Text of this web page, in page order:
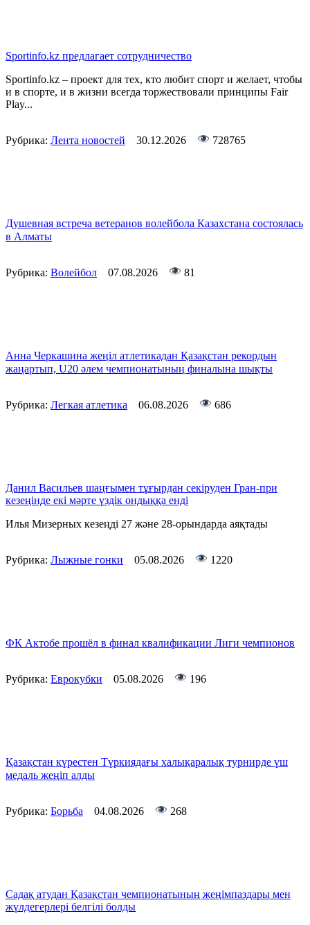
Sportinfo.kz предлагает сотрудничество
Sportinfo.kz – проект для тех, кто любит спорт и желает, чтобы
и в спорте, и в жизни всегда торжествовали принципы Fair
Play...
Рубрика: Лента новостей 30.12.2026 728765
Душевная встреча ветеранов волейбола Казахстана состоялась
в Алматы
Рубрика: Волейбол 07.08.2026 81
Анна Черкашина жеңіл атлетикадан Қазақстан рекордын
жаңартып, U20 әлем чемпионатының финалына шықты
Рубрика: Легкая атлетика 06.08.2026 686
Данил Васильев шаңғымен тұғырдан секіруден Гран-при
кезеңінде екі мәрте үздік ондыққа енді
Илья Мизерных кезеңді 27 және 28-орындарда аяқтады
Рубрика: Лыжные гонки 05.08.2026 1220
ФК Актобе прошёл в финал квалификации Лиги чемпионов
Рубрика: Еврокубки 05.08.2026 196
Қазақстан күрестен Түркиядағы халықаралық турнирде үш
медаль жеңіп алды
Рубрика: Борьба 04.08.2026 268
Садақ атудан Қазақстан чемпионатының жеңімпаздары мен
жүлдегерлері белгілі болды